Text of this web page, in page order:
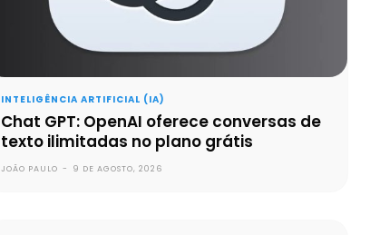
INTELIGÊNCIA ARTIFICIAL (IA)
Chat GPT: OpenAI oferece conversas de
texto ilimitadas no plano grátis
JOÃO PAULO - 9 DE AGOSTO, 2026